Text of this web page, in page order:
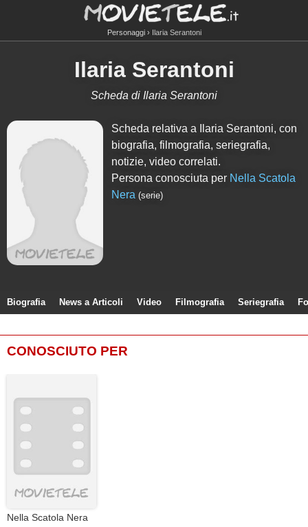
Personaggi Ilaria Serantoni
Ilaria Serantoni
Scheda di Ilaria Serantoni
Scheda relativa a Ilaria Serantoni, con
biografia, filmografia, seriegrafia,
notizie, video correlati.
Persona conosciuta per Nella Scatola
Nera (serie)
Biografia News a Articoli Video Filmografia Seriegrafia
CONOSCIUTO PER
Nella Scatola Nera